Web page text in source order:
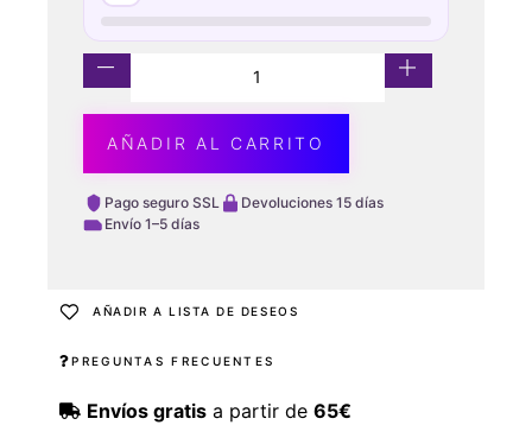
AÑADIR AL CARRITO
Pago seguro SSL
Devoluciones 15 días
Envío 1–5 días
AÑADIR A LISTA DE DESEOS
PREGUNTAS FRECUENTES
Envíos gratisa partir de 65€